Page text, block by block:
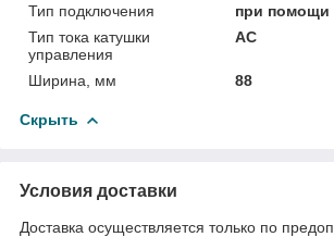
Тип подключения
при помощи
Тип тока катушки
управления
AC
Ширина, мм 88
Скрыть
Условия доставки
Доставка осуществляется только по